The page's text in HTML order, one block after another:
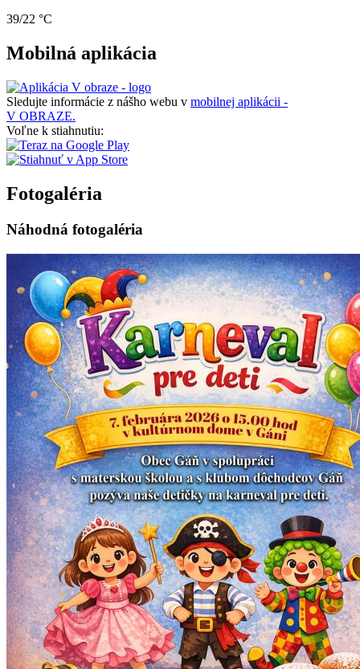
39/22 °C
Mobilná aplikácia
Sledujte informácie z nášho webu v mobilnej aplikácii -
V OBRAZE.
Voľne k stiahnutiu:
Fotogaléria
Náhodná fotogaléria